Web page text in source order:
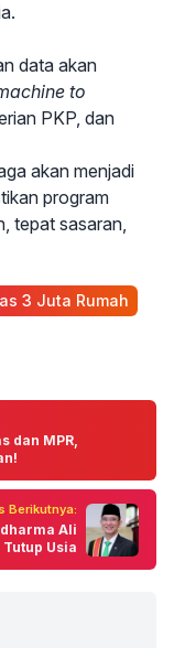
data akan
to
PKP, dan
akan menjadi
program
tepat sasaran,
3 Juta Rumah
dan MPR,
Berikutnya:
Ali
Tutup Usia